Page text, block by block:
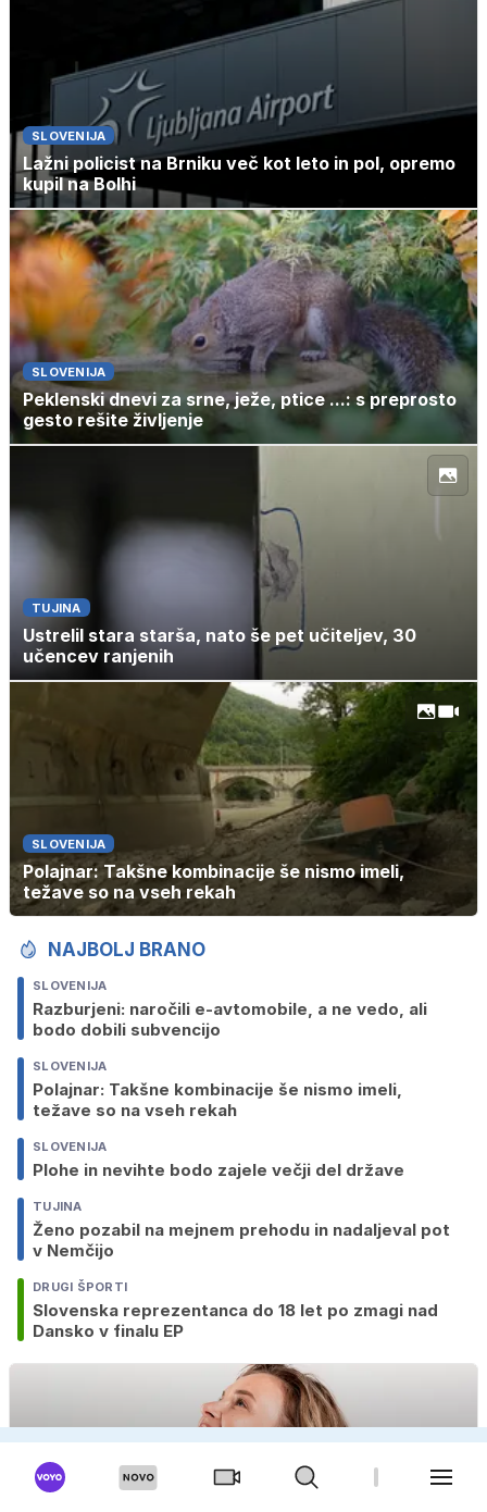
SLOVENIJA
Lažni policist na Brniku več kot leto in pol, opremo
kupil na Bolhi
SLOVENIJA
Peklenski dnevi za srne, ježe, ptice ...: s preprosto
gesto rešite življenje
TUJINA
Ustrelil stara starša, nato še pet učiteljev, 30
učencev ranjenih
SLOVENIJA
Polajnar: Takšne kombinacije še nismo imeli,
težave so na vseh rekah
NAJBOLJ BRANO
SLOVENIJA
Razburjeni: naročili e-avtomobile, a ne vedo, ali
bodo dobili subvencijo
SLOVENIJA
Polajnar: Takšne kombinacije še nismo imeli,
težave so na vseh rekah
SLOVENIJA
Plohe in nevihte bodo zajele večji del države
TUJINA
Ženo pozabil na mejnem prehodu in nadaljeval pot
v Nemčijo
DRUGI ŠPORTI
Slovenska reprezentanca do 18 let po zmagi nad
Dansko v finalu EP